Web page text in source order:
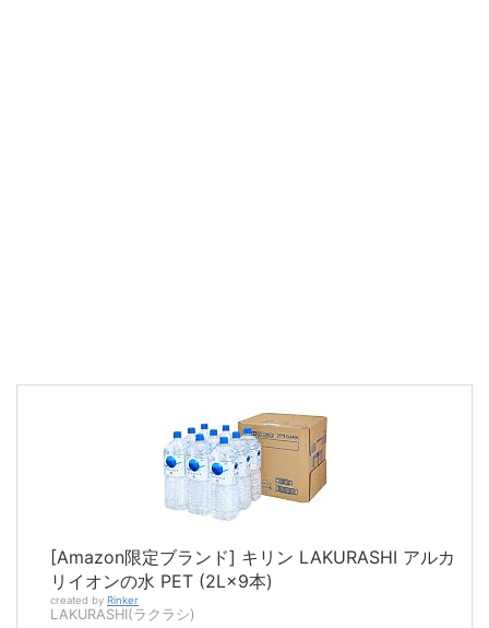
[Amazon限定ブランド] キリン LAKURASHI アルカ
リイオンの水 PET (2L×9本)
created by Rinker
LAKURASHI(ラクラシ)